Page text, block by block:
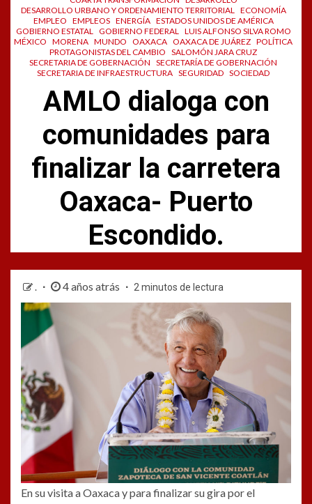
DESARROLLO URBANO Y ORDENAMIENTO TERRITORIAL ECONOMÍA
EMPLEO EMPLEOS ENERGÍA ESTADOS UNIDOS DE AMÉRICA
GOBIERNO ESTATAL GOBIERNO FEDERAL LUIS ALFONSO SILVA ROMO
MÉXICO MORENA MUNDO OAXACA OAXACA DE JUÁREZ POLÍTICA
PROTAGONISTAS DEL CAMBIO SALOMÓN JARA CRUZ
SECRETARIA DE GOBERNACIÓN SECRETARÍA DE GOBERNACIÓN
SECRETARIA DE INFRAESTRUCTURA SEGURIDAD SOCIEDAD
AMLO dialoga con
comunidades para
finalizar la carretera
Oaxaca- Puerto
Escondido.
. 4 años atrás 2 minutos de lectura
En su visita a Oaxaca y para finalizar su gira por el